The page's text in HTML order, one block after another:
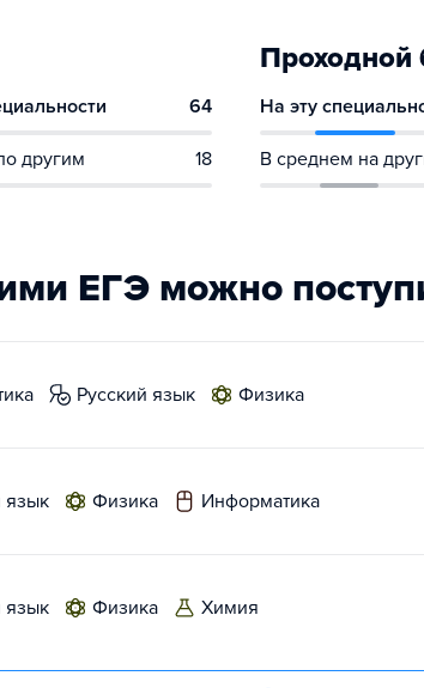
64
другим 18
Проходной
На эту
В среднем на
ЕГЭ можно
русский язык физика
язык физика информатика
язык физика химия